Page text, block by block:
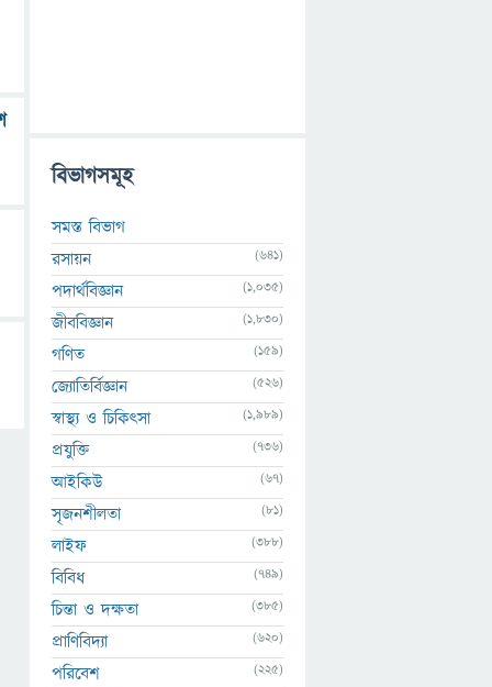
বিভাগসমূহ
সমস্ত বিভাগ
রসায়ন
(641)
পদার্থবিজ্ঞান (1,035)
জীববিজ্ঞান (1,830)
গণিত (159)
জ্যোতির্বিজ্ঞান (526)
স্বাস্থ্য ও চিকিৎসা (1,989)
প্রযুক্তি (736)
আইকিউ (67)
সৃজনশীলতা (81)
লাইফ (388)
বিবিধ (749)
চিন্তা ও দক্ষতা (385)
প্রাণিবিদ্যা (620)
পরিবেশ (225)